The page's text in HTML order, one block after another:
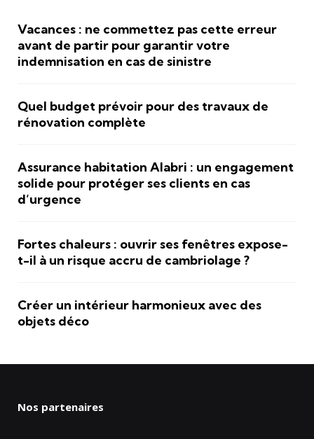
Vacances : ne commettez pas cette erreur
avant de partir pour garantir votre
indemnisation en cas de sinistre
Quel budget prévoir pour des travaux de
rénovation complète
Assurance habitation Alabri : un engagement
solide pour protéger ses clients en cas
d’urgence
Fortes chaleurs : ouvrir ses fenêtres expose-
t-il à un risque accru de cambriolage ?
Créer un intérieur harmonieux avec des
objets déco
Nos partenaires